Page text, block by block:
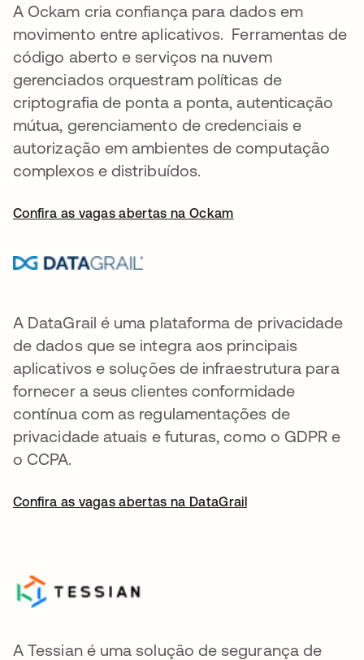
A Ockam cria confiança para dados em
movimento entre aplicativos. Ferramentas de
código aberto e serviços na nuvem
gerenciados orquestram políticas de
criptografia de ponta a ponta, autenticação
mútua, gerenciamento de credenciais e
autorização em ambientes de computação
complexos e distribuídos.
Confira as vagas abertas na Ockam
A DataGrail é uma plataforma de privacidade
de dados que se integra aos principais
aplicativos e soluções de infraestrutura para
fornecer a seus clientes conformidade
contínua com as regulamentações de
privacidade atuais e futuras, como o GDPR e
o CCPA.
Confira as vagas abertas na DataGrail
A Tessian é uma solução de segurança de